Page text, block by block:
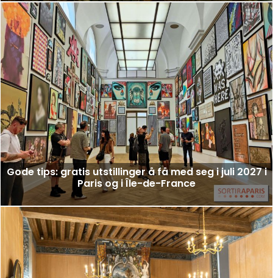
Gode tips: gratis utstillinger å få med seg i juli 2027 i
Paris og i Île-de-France